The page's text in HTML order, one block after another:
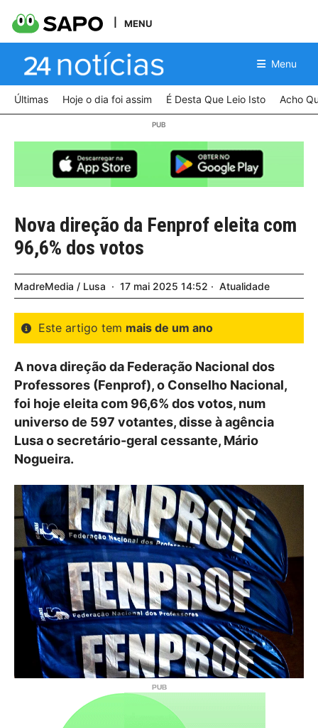
MENU
Menu
Últimas Hoje o dia foi assim É Desta Que Leio Isto Acho
Nova direção da Fenprof eleita com
96,6% dos votos
MadreMedia / Lusa 17 mai 2025 14:52 Atualidade
Este artigo tem mais de um ano
A nova direção da Federação Nacional dos
Professores (Fenprof), o Conselho Nacional,
foi hoje eleita com 96,6% dos votos, num
universo de 597 votantes, disse à agência
Lusa o secretário-geral cessante, Mário
Nogueira.